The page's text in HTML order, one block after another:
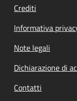
Crediti
Informativa
Note legali
Dichiarazione di
Contatti